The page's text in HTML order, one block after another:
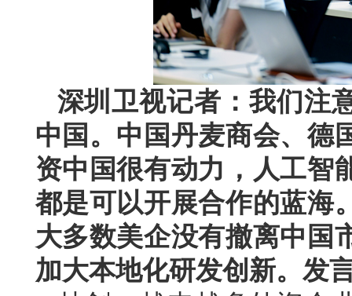
深圳卫视记者：我们注
中国。中国丹麦商会、德
资中国很有动力，人工智
都是可以开展合作的蓝海
大多数美企没有撤离中国
加大本地化研发创新。发